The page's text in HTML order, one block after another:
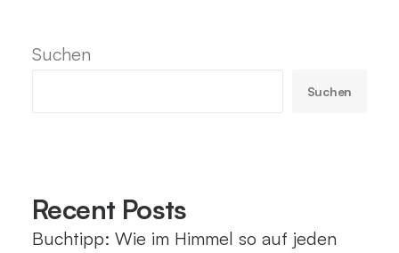
Suchen
Suchen
Recent Posts
Buchtipp: Wie im Himmel so auf jeden